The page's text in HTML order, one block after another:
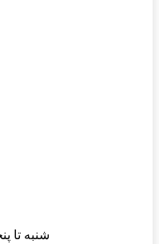
شنبه تا پنجشنبه 9 الی 18